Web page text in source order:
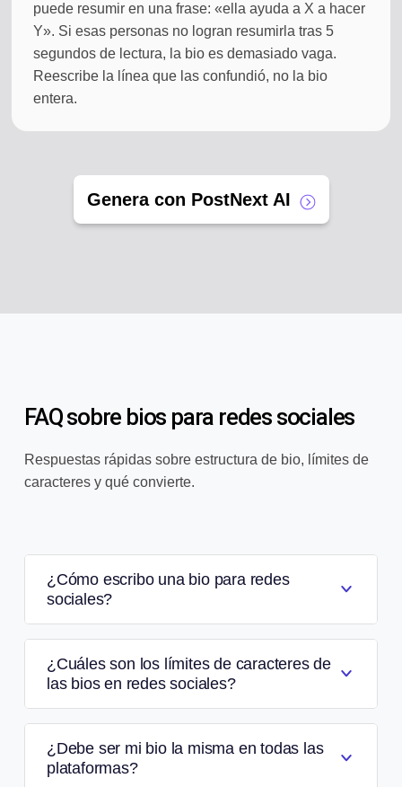
puede resumir en una frase: «ella ayuda a X a hacer
Y». Si esas personas no logran resumirla tras 5
segundos de lectura, la bio es demasiado vaga.
Reescribe la línea que las confundió, no la bio
entera.
Genera con PostNext AI
FAQ sobre bios para redes sociales
Respuestas rápidas sobre estructura de bio, límites de
caracteres y qué convierte.
¿Cómo escribo una bio para redes
sociales?
¿Cuáles son los límites de caracteres de
las bios en redes sociales?
¿Debe ser mi bio la misma en todas las
plataformas?